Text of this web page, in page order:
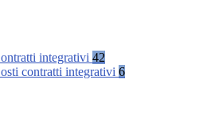
integrativi 42
contratti integrativi 6